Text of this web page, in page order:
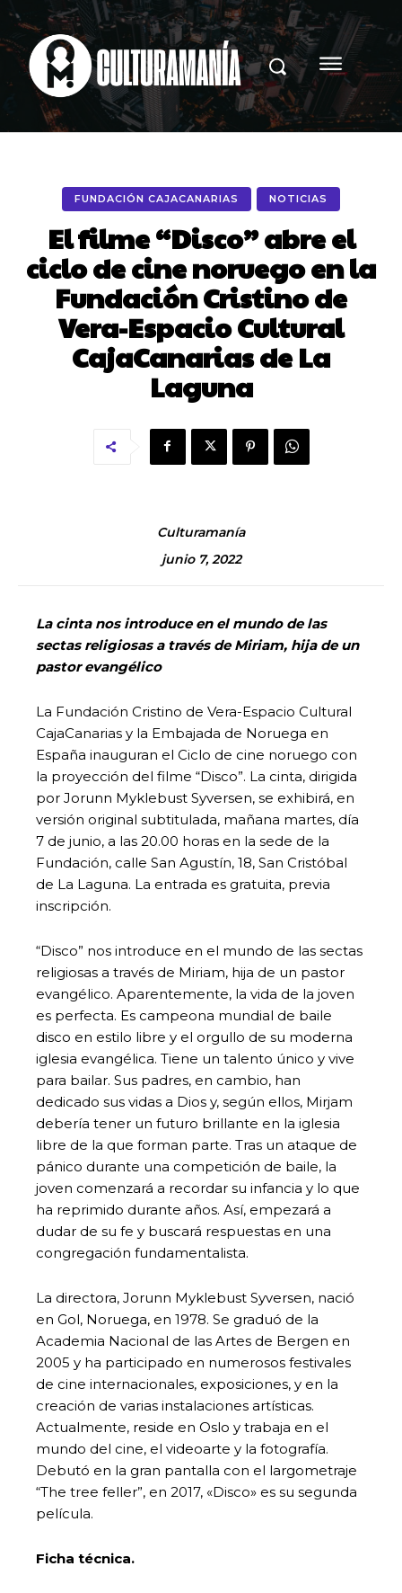
FUNDACIÓN CAJACANARIAS NOTICIAS
El filme “Disco” abre el
ciclo de cine noruego en la
Fundación Cristino de
Vera-Espacio Cultural
CajaCanarias de La
Laguna
Culturamanía
junio 7, 2022
La cinta nos introduce en el mundo de las
sectas religiosas a través de Miriam, hija de un
pastor evangélico
La Fundación Cristino de Vera-Espacio Cultural
CajaCanarias y la Embajada de Noruega en
España inauguran el Ciclo de cine noruego con
la proyección del filme “Disco”. La cinta, dirigida
por Jorunn Myklebust Syversen, se exhibirá, en
versión original subtitulada, mañana martes, día
7 de junio, a las 20.00 horas en la sede de la
Fundación, calle San Agustín, 18, San Cristóbal
de La Laguna. La entrada es gratuita, previa
inscripción.
“Disco” nos introduce en el mundo de las sectas
religiosas a través de Miriam, hija de un pastor
evangélico. Aparentemente, la vida de la joven
es perfecta. Es campeona mundial de baile
disco en estilo libre y el orgullo de su moderna
iglesia evangélica. Tiene un talento único y vive
para bailar. Sus padres, en cambio, han
dedicado sus vidas a Dios y, según ellos, Mirjam
debería tener un futuro brillante en la iglesia
libre de la que forman parte. Tras un ataque de
pánico durante una competición de baile, la
joven comenzará a recordar su infancia y lo que
ha reprimido durante años. Así, empezará a
dudar de su fe y buscará respuestas en una
congregación fundamentalista.
La directora, Jorunn Myklebust Syversen, nació
en Gol, Noruega, en 1978. Se graduó de la
Academia Nacional de las Artes de Bergen en
2005 y ha participado en numerosos festivales
de cine internacionales, exposiciones, y en la
creación de varias instalaciones artísticas.
Actualmente, reside en Oslo y trabaja en el
mundo del cine, el videoarte y la fotografía.
Debutó en la gran pantalla con el largometraje
“The tree feller”, en 2017, «Disco» es su segunda
película.
Ficha técnica.